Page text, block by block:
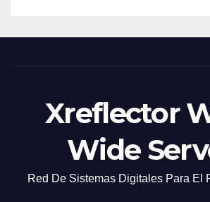
Xreflector
Wide
Red De Sistemas Digitales Para El